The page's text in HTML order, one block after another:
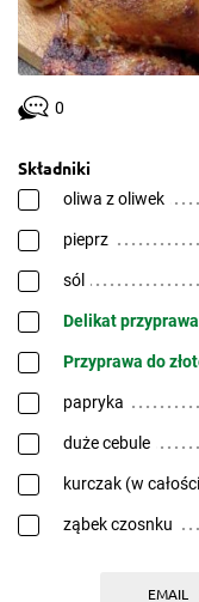
0
Składniki
oliwa z oliwek
pieprz
sól
Delikat
Przyprawa do
papryka
duże cebule
kurczak (w
ząbek czosnku
EMAIL